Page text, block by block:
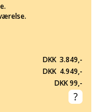
DKK 3.849,-
DKK 4.949,-
DKK 99,-